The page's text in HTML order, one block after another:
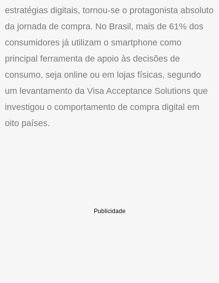
estratégias digitais, tornou-se o protagonista absoluto
da jornada de compra. No Brasil, mais de 61% dos
consumidores já utilizam o smartphone como
principal ferramenta de apoio às decisões de
consumo, seja online ou em lojas físicas, segundo
um levantamento da Visa Acceptance Solutions que
investigou o comportamento de compra digital em
oito países.